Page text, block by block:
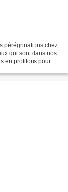
pérégrinations chez
qui sont dans nos
en profitons pour